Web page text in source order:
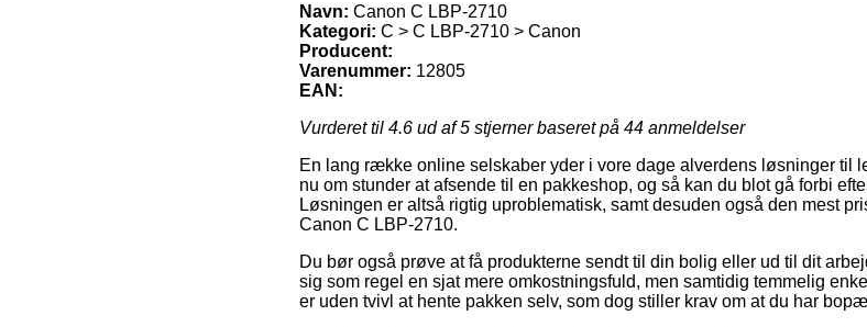
Navn: Canon C LBP-2710
Kategori: C > C LBP-2710 > Canon
Producent:
Varenummer: 12805
EAN:
Vurderet til 4.6 ud af 5 stjerner baseret på 44 anmeldelser
En lang række online selskaber yder i vore dage alverdens løsninger til
nu om stunder at afsende til en pakkeshop, og så kan du blot gå forbi
Løsningen er altså rigtig uproblematisk, samt desuden også den mest
Canon C LBP-2710.
Du bør også prøve at få produkterne sendt til din bolig eller ud til dit
sig som regel en sjat mere omkostningsfuld, men samtidig temmelig
er uden tvivl at hente pakken selv, som dog stiller krav om at du har